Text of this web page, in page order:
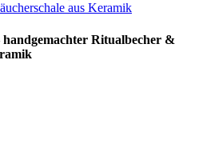
handgemachter Ritualbecher &